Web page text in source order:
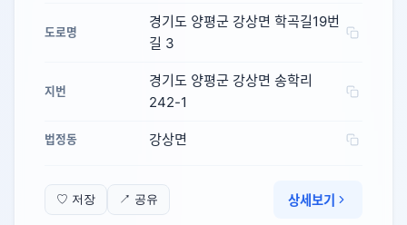
도로명
경기도 양평군 강상면 학곡길19번
길 3
지번
경기도 양평군 강상면 송학리
242-1
법정동 강상면
♡ 저장 ↗ 공유 상세보기